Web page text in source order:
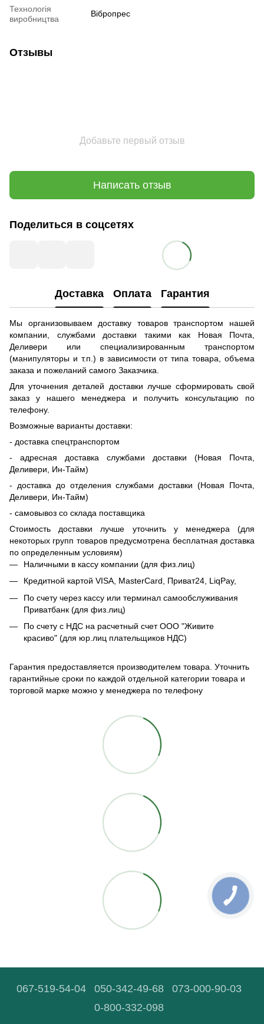
Технологія
виробництва
Вібропрес
Отзывы
Добавьте первый отзыв
Написать отзыв
Поделиться в соцсетях
Доставка Оплата Гарантия
Мы организовываем доставку товаров транспортом нашей
компании, службами доставки такими как Новая Почта,
Деливери или специализированным транспортом
(манипуляторы и т.п.) в зависимости от типа товара, объема
заказа и пожеланий самого Заказчика.
Для уточнения деталей доставки лучше сформировать свой
заказ у нашего менеджера и получить консультацию по
телефону.
Возможные варианты доставки:
- доставка спецтранспортом
- адресная доставка службами доставки (Новая Почта,
Деливери, Ин-Тайм)
- доставка до отделения службами доставки (Новая Почта,
Деливери, Ин-Тайм)
- самовывоз со склада поставщика
Стоимость доставки лучше уточнить у менеджера (для
некоторых групп товаров предусмотрена бесплатная доставка
по определенным условиям)
Наличными в кассу компании (для физ.лиц)
Кредитной картой VISA, MasterCard, Приват24, LiqPay,
По счету через кассу или терминал самообслуживания
Приватбанк (для физ.лиц)
По счету с НДС на расчетный счет ООО "Живите
красиво" (для юр.лиц плательщиков НДС)
Гарантия предоставляется производителем товара. Уточнить
гарантийные сроки по каждой отдельной категории товара и
торговой марке можно у менеджера по телефону
067-519-54-04 050-342-49-68
073-000-90-03
0-800-332-098